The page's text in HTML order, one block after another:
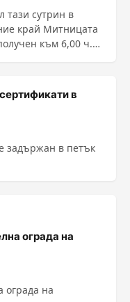
тази сутрин в
край Митницата
към 6,00 ч.
в
задържан в петък
ограда на
ограда на